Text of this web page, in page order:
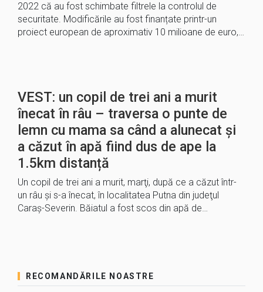
2022 că au fost schimbate filtrele la controlul de
securitate. Modificările au fost finanțate printr-un
proiect european de aproximativ 10 milioane de euro,…
VEST: un copil de trei ani a murit
înecat în râu – traversa o punte de
lemn cu mama sa când a alunecat și
a căzut în apă fiind dus de ape la
1.5km distanță
Un copil de trei ani a murit, marţi, după ce a căzut într-
un râu şi s-a înecat, în localitatea Putna din judeţul
Caraş-Severin. Băiatul a fost scos din apă de…
RECOMANDĂRILE NOASTRE